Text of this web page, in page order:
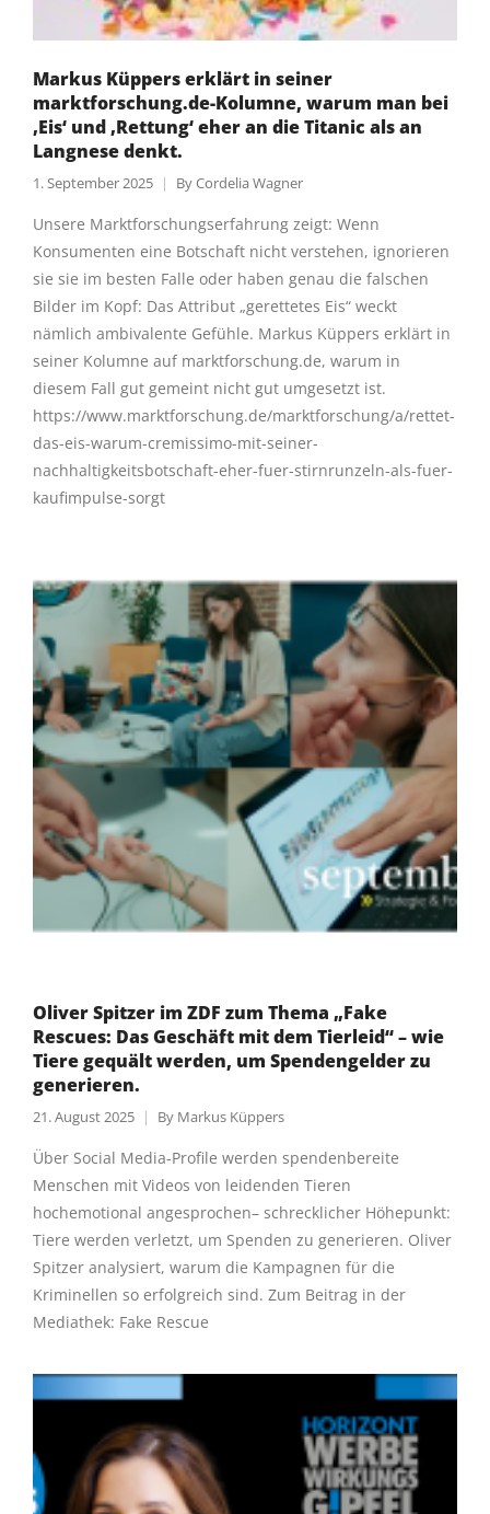
Markus Küppers erklärt in seiner
marktforschung.de-Kolumne, warum man bei
‚Eis‘ und ‚Rettung‘ eher an die Titanic als an
Langnese denkt.
1. September 2025 ByCordelia Wagner
Unsere Marktforschungserfahrung zeigt: Wenn
Konsumenten eine Botschaft nicht verstehen, ignorieren
sie sie im besten Falle oder haben genau die falschen
Bilder im Kopf: Das Attribut „gerettetes Eis“ weckt
nämlich ambivalente Gefühle. Markus Küppers erklärt in
seiner Kolumne auf marktforschung.de, warum in
diesem Fall gut gemeint nicht gut umgesetzt ist.
https://www.marktforschung.de/marktforschung/a/rettet-
das-eis-warum-cremissimo-mit-seiner-
nachhaltigkeitsbotschaft-eher-fuer-stirnrunzeln-als-fuer-
kaufimpulse-sorgt
Oliver Spitzer im ZDF zum Thema „Fake
Rescues: Das Geschäft mit dem Tierleid“ – wie
Tiere gequält werden, um Spendengelder zu
generieren.
21. August 2025 By Markus Küppers
Über Social Media-Profile werden spendenbereite
Menschen mit Videos von leidenden Tieren
hochemotional angesprochen– schrecklicher Höhepunkt:
Tiere werden verletzt, um Spenden zu generieren. Oliver
Spitzer analysiert, warum die Kampagnen für die
Kriminellen so erfolgreich sind. Zum Beitrag in der
Mediathek: Fake Rescue